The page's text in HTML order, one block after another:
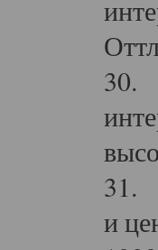
30.
31.
и